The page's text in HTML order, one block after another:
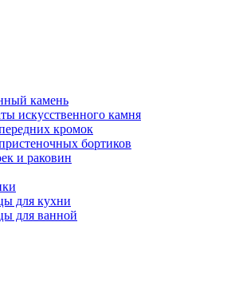
камень
искусственного камня
кромок
бортиков
и раковин
для кухни
для ванной